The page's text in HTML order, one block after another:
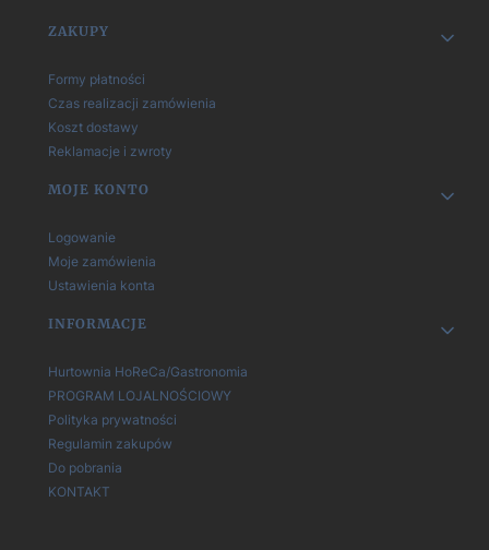
Linki w stopce
ZAKUPY
Formy płatności
Czas realizacji zamówienia
Koszt dostawy
Reklamacje i zwroty
MOJE KONTO
Logowanie
Moje zamówienia
Ustawienia konta
INFORMACJE
Hurtownia HoReCa/Gastronomia
PROGRAM LOJALNOŚCIOWY
Polityka prywatności
Regulamin zakupów
Do pobrania
KONTAKT